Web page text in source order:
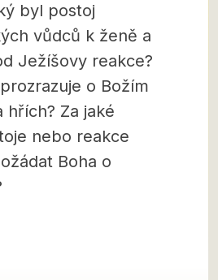
byl postoj
vůdců k ženě a
Ježíšovy reakce?
o Božím
hřích? Za jaké
nebo reakce
Boha o